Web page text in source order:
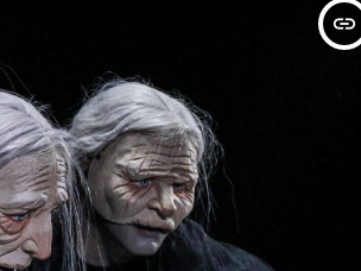
insert_link